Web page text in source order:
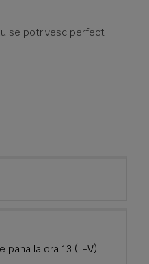
se potrivesc perfect
la ora 13 (L-V)